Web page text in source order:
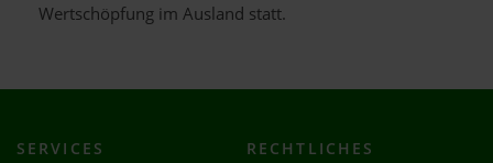
Wertschöpfung im Ausland statt.
SERVICES RECHTLICHES